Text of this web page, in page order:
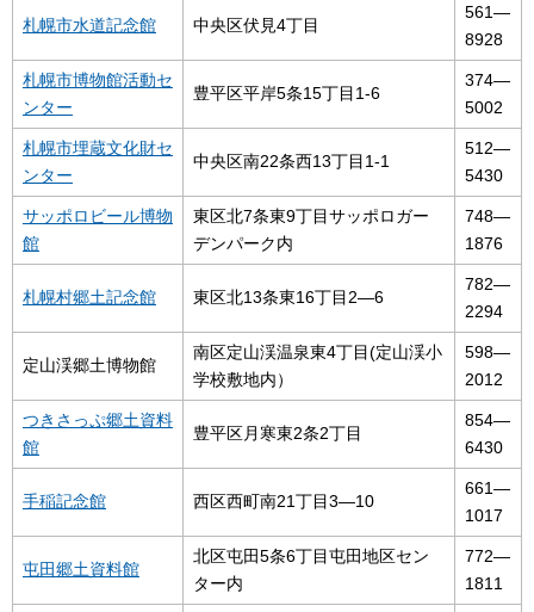
札幌市水道記念館 中央区伏見4丁目
561―
8928
札幌市博物館活動セ
ンター
豊平区平岸5条15丁目1-6
374―
5002
札幌市埋蔵文化財セ
ンター
中央区南22条西13丁目1-1
512―
5430
サッポロビール博物
館
東区北7条東9丁目サッポロガー
デンパーク内
748―
1876
札幌村郷土記念館 東区北13条東16丁目2―6
782―
2294
定山渓郷土博物館
南区定山渓温泉東4丁目(定山渓小
学校敷地内）
598―
2012
つきさっぷ郷土資料
館
豊平区月寒東2条2丁目
854―
6430
手稲記念館 西区西町南21丁目3―10
661―
1017
屯田郷土資料館
北区屯田5条6丁目屯田地区セン
ター内
772―
1811